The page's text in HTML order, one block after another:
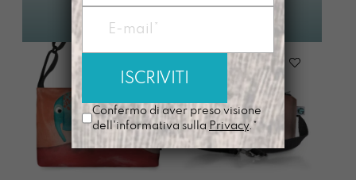
€95,00
Confermo di aver preso visione
dell'informativa sulla Privacy.*